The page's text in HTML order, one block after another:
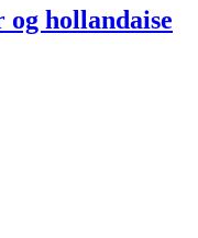
og hollandaise